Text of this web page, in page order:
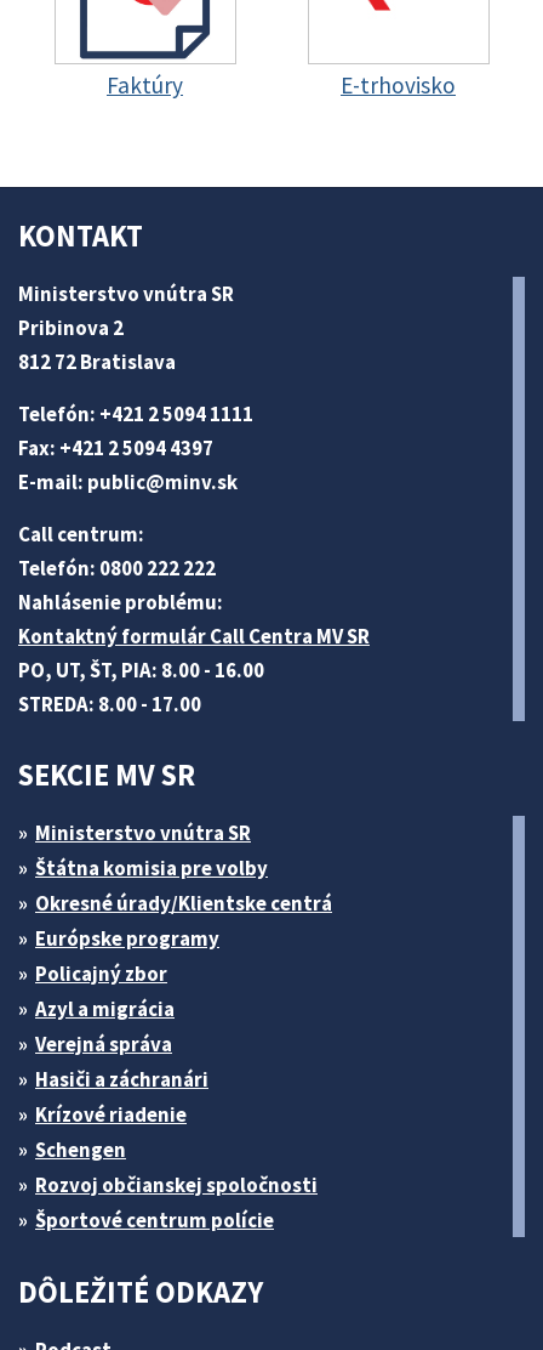
Faktúry E-trhovisko
KONTAKT
Ministerstvo vnútra SR
Pribinova 2
812 72 Bratislava
Telefón: +421 2 5094 1111
Fax: +421 2 5094 4397
E-mail: public@minv.sk
Call centrum:
Telefón: 0800 222 222
Nahlásenie problému:
Kontaktný formulár Call Centra MV SR
PO, UT, ŠT, PIA: 8.00 - 16.00
STREDA: 8.00 - 17.00
SEKCIE MV SR
Ministerstvo vnútra SR
Štátna komisia pre volby
Okresné úrady/Klientske centrá
Európske programy
Policajný zbor
Azyl a migrácia
Verejná správa
Hasiči a záchranári
Krízové riadenie
Schengen
Rozvoj občianskej spoločnosti
Športové centrum polície
DÔLEŽITÉ ODKAZY